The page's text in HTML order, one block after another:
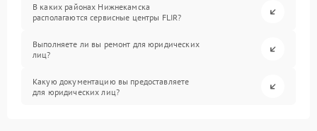
В каких районах Нижнекамска
располагаются сервисные центры FLIR?
Выполняете ли вы ремонт для юридических
лиц?
Какую документацию вы предоставляете
для юридических лиц?